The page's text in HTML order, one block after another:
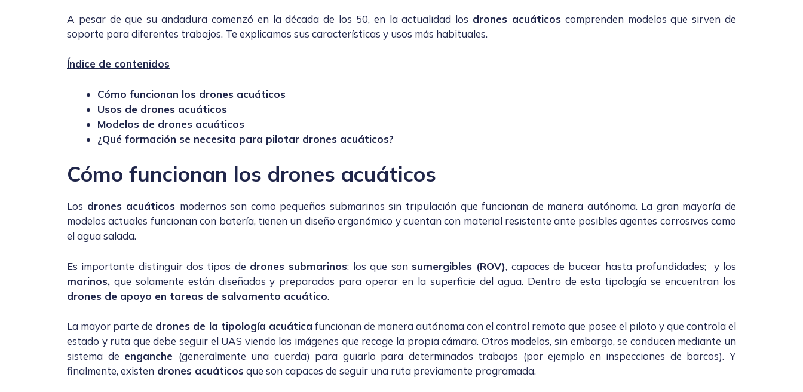
A pesar de que su andadura comenzó en la década de los 50, en la actualidad los drones acuáticos comprenden modelos que sirven de
soporte para diferentes trabajos. Te explicamos sus características y usos más habituales.
Índice de contenidos
Cómo funcionan los drones acuáticos
Usos de drones acuáticos
Modelos de drones acuáticos
¿Qué formación se necesita para pilotar drones acuáticos?
Cómo funcionan los drones acuáticos
Los drones acuáticos modernos son como pequeños submarinos sin tripulación que funcionan de manera autónoma. La gran mayoría de
modelos actuales funcionan con batería, tienen un diseño ergonómico y cuentan con material resistente ante posibles agentes corrosivos como
el agua salada.
Es importante distinguir dos tipos de drones submarinos: los que son sumergibles (ROV), capaces de bucear hasta profundidades; y los
marinos, que solamente están diseñados y preparados para operar en la superficie del agua. Dentro de esta tipología se encuentran los
drones de apoyo en tareas de salvamento acuático.
La mayor parte de drones de la tipología acuática funcionan de manera autónoma con el control remoto que posee el piloto y que controla el
estado y ruta que debe seguir el UAS viendo las imágenes que recoge la propia cámara. Otros modelos, sin embargo, se conducen mediante un
sistema de enganche (generalmente una cuerda) para guiarlo para determinados trabajos (por ejemplo en inspecciones de barcos). Y
finalmente, existen drones acuáticos que son capaces de seguir una ruta previamente programada.